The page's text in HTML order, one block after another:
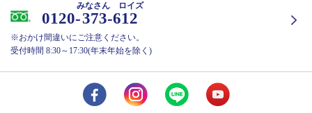
0120-373-612
みなさん ロイズ
※おかけ間違いにご注意ください。
受付時間 8:30～17:30(年末年始を除く)